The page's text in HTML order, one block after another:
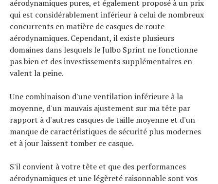
aérodynamiques pures, et également proposé à un prix
qui est considérablement inférieur à celui de nombreux
concurrents en matière de casques de route
aérodynamiques. Cependant, il existe plusieurs
domaines dans lesquels le Julbo Sprint ne fonctionne
pas bien et des investissements supplémentaires en
valent la peine.
Une combinaison d'une ventilation inférieure à la
moyenne, d'un mauvais ajustement sur ma tête par
rapport à d'autres casques de taille moyenne et d'un
manque de caractéristiques de sécurité plus modernes
et à jour laissent tomber ce casque.
S'il convient à votre tête et que des performances
aérodynamiques et une légèreté raisonnable sont vos